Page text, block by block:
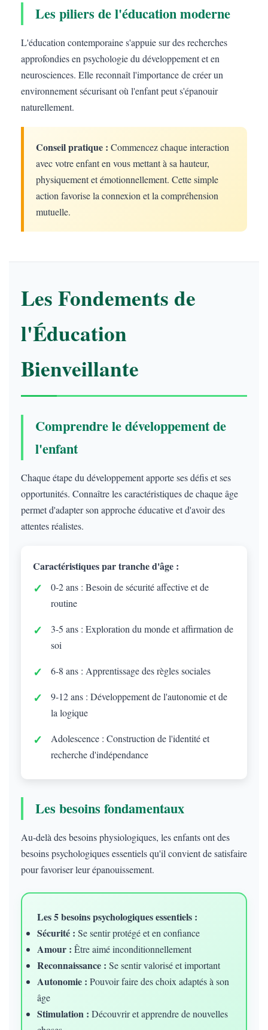
Les piliers de l'éducation moderne
L'éducation contemporaine s'appuie sur des recherches
approfondies en psychologie du développement et en
neurosciences. Elle reconnaît l'importance de créer un
environnement sécurisant où l'enfant peut s'épanouir
naturellement.
Conseil pratique : Commencez chaque interaction
avec votre enfant en vous mettant à sa hauteur,
physiquement et émotionnellement. Cette simple
action favorise la connexion et la compréhension
mutuelle.
Les Fondements de
l'Éducation
Bienveillante
Comprendre le développement de
l'enfant
Chaque étape du développement apporte ses défis et ses
opportunités. Connaître les caractéristiques de chaque âge
permet d'adapter son approche éducative et d'avoir des
attentes réalistes.
Caractéristiques par tranche d'âge :
0-2 ans : Besoin de sécurité affective et de
routine
3-5 ans : Exploration du monde et affirmation de
soi
6-8 ans : Apprentissage des règles sociales
9-12 ans : Développement de l'autonomie et de
la logique
Adolescence : Construction de l'identité et
recherche d'indépendance
Les besoins fondamentaux
Au-delà des besoins physiologiques, les enfants ont des
besoins psychologiques essentiels qu'il convient de satisfaire
pour favoriser leur épanouissement.
Les 5 besoins psychologiques essentiels :
Sécurité : Se sentir protégé et en confiance
Amour : Être aimé inconditionnellement
Reconnaissance : Se sentir valorisé et important
Autonomie : Pouvoir faire des choix adaptés à son
âge
Stimulation : Découvrir et apprendre de nouvelles